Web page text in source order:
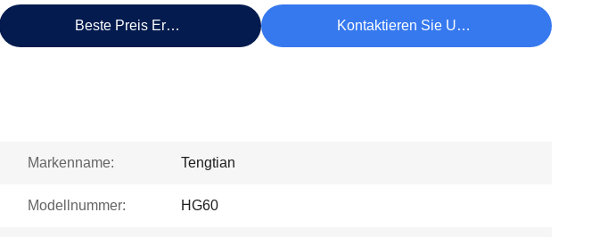
Beste Preis Erhalten Kontaktieren Sie Uns Jetzt
Markenname: Tengtian
Modellnummer: HG60